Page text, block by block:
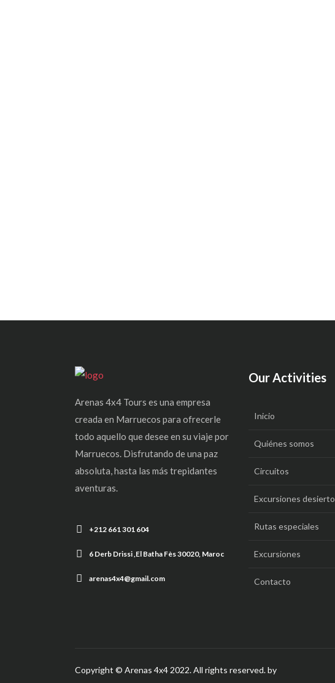
Arenas 4x4 Tours es una empresa
creada en Marruecos para ofrecerle
todo aquello que desee en su viaje por
Marruecos. Disfrutando de una paz
absoluta, hasta las más trepidantes
aventuras.
+212 661 301 604
6 Derb Drissi ,El Batha Fès 30020, Maroc
arenas4x4@gmail.com
Our Activities
Inicio
Quiénes somos
Circuitos
Excursiones desierto
Rutas especiales
Excursiones
Contacto
Copyright © Arenas 4x4 2022. All rights reserved.by